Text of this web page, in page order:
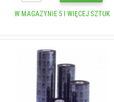
W MAGAZYNIE 5 I WIĘCEJ SZTUK